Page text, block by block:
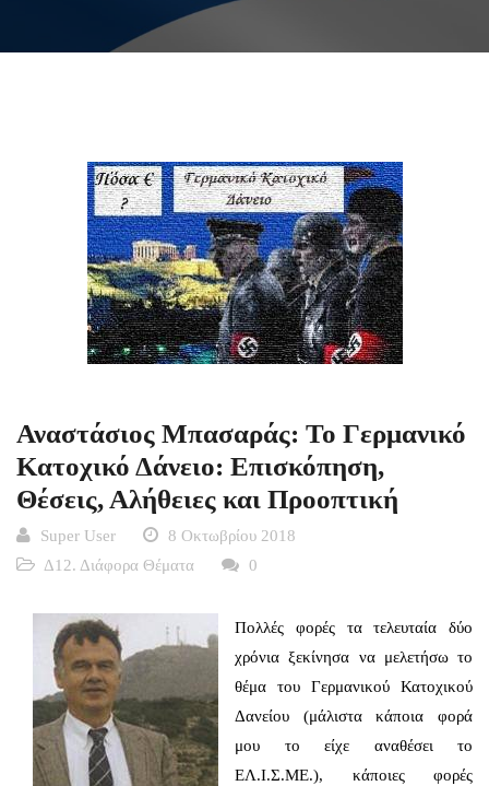
Αναστάσιος Μπασαράς: Το Γερμανικό
Κατοχικό Δάνειο: Επισκόπηση,
Θέσεις, Αλήθειες και Προοπτική
Super User
8 Οκτωβρίου 2018
Δ12. Διάφορα Θέματα
0
Πολλές φορές τα τελευταία δύο
χρόνια ξεκίνησα να μελετήσω το
θέμα του Γερμανικού Κατοχικού
Δανείου (μάλιστα κάποια φορά
μου το είχε αναθέσει το
ΕΛ.Ι.Σ.ΜΕ.), κάποιες φορές